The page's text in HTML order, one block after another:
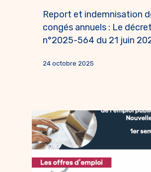
Report et indemnisation
congés annuels : Le décret
n°2025-564 du 21 juin
24 octobre 2025